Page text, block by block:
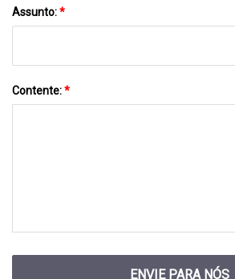
Assunto:*
Contente:*
ENVIE PARA NÓS